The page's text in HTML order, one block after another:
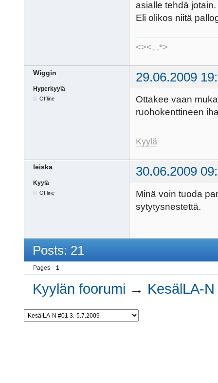
asialle tehdä jotain.
Eli olikos niitä
<><, ,*>
Wiggin 29.06.2009
Hyperkyylä
Offline
Ottakee vaan
ruohokenttineen
Kyylä
leiska 30.06.2009
Kyylä
Offline
Minä voin tuoda
sytytysnestettä.
Posts: 21
Pages 1
Kyylän foorumi → KesälLA-